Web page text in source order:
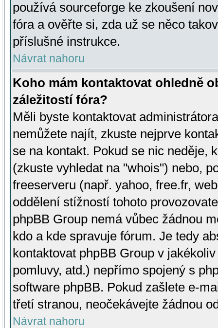
používá sourceforge ke zkoušení
fóra a ověřte si, zda už se něco
příslušné instrukce.
Návrat nahoru
Koho mám kontaktovat ohledně
záležitostí fóra?
Měli byste kontaktovat
nemůžete najít, zkuste nejprve
se na kontakt. Pokud se nic neděje,
(zkuste vyhledat na "whois") nebo,
freeserveru (např. yahoo, free.fr,
oddělení stížností tohoto
phpBB Group nemá vůbec žádnou
kdo a kde spravuje fórum. Je tedy
kontaktovat phpBB Group v
pomluvy, atd.) nepřímo spojený s
software phpBB. Pokud zašlete e-
třetí stranou, neočekávejte žádnou
Návrat nahoru